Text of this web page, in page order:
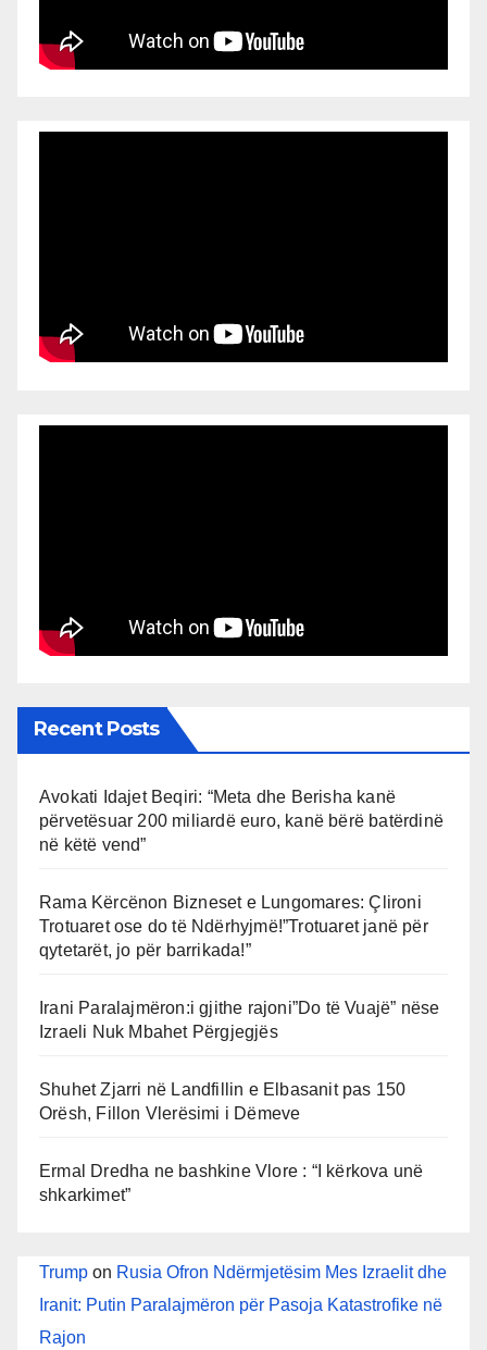
Recent Posts
Avokati Idajet Beqiri: “Meta dhe Berisha kanë
përvetësuar 200 miliardë euro, kanë bërë batërdinë
në këtë vend”
Rama Kërcënon Bizneset e Lungomares: Çlironi
Trotuaret ose do të Ndërhyjmë!”Trotuaret janë për
qytetarët, jo për barrikada!”
Irani Paralajmëron:i gjithe rajoni”Do të Vuajë” nëse
Izraeli Nuk Mbahet Përgjegjës
Shuhet Zjarri në Landfillin e Elbasanit pas 150
Orësh, Fillon Vlerësimi i Dëmeve
Ermal Dredha ne bashkine Vlore : “I kërkova unë
shkarkimet”
Trump on Rusia Ofron Ndërmjetësim Mes Izraelit dhe
Iranit: Putin Paralajmëron për Pasoja Katastrofike në
Rajon